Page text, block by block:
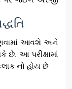
આવશે અને
આ પરીક્ષામાં
નો હોય છે